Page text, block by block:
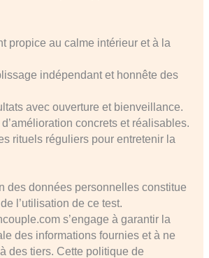
propice au calme intérieur et à la
indépendant et honnête des
avec ouverture et bienveillance.
concrets et réalisables.
rituels réguliers pour entretenir la
des données personnelles constitue
l’utilisation de ce test.
s’engage à garantir la
des informations fournies et à ne
des tiers. Cette politique de